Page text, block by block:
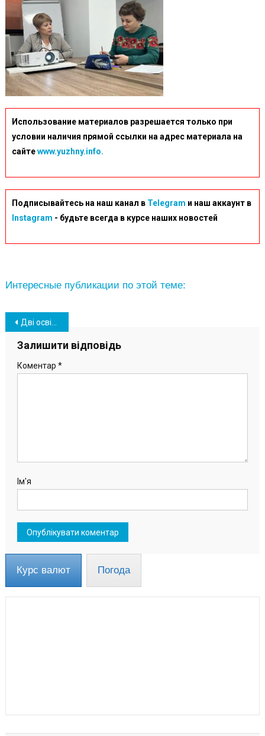
Использование материалов разрешается только при
условии наличия прямой ссылки на адрес материала на
сайтеwww.yuzhny.info.
Подписывайтесь на наш канал в Telegram и наш аккаунт в
Instagram - будьте всегда в курсе наших новостей
Интересные публикации по этой теме:
Навігація
записів
Дві освітянки з Южного змагатимуться за звання «Учитель року – 2024»
Залишити відповідь
Коментар *
Ім'я
Курс валют Погода